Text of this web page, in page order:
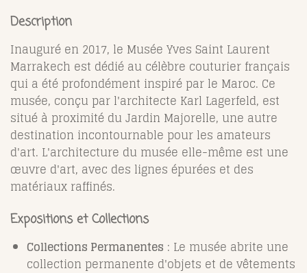
Description
Inauguré en 2017, le Musée Yves Saint Laurent
Marrakech est dédié au célèbre couturier français
qui a été profondément inspiré par le Maroc. Ce
musée, conçu par l'architecte Karl Lagerfeld, est
situé à proximité du Jardin Majorelle, une autre
destination incontournable pour les amateurs
d'art. L'architecture du musée elle-même est une
œuvre d'art, avec des lignes épurées et des
matériaux raffinés.
Expositions et Collections
Collections Permanentes : Le musée abrite une
collection permanente d'objets et de vêtements